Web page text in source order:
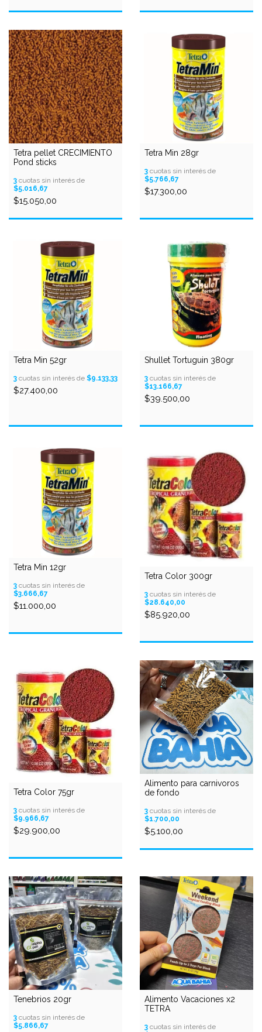
Tetra pellet CRECIMIENTO
Pond sticks
3 cuotas sin interés de
$5.016,67
$15.050,00
Tetra Min 28gr
3 cuotas sin interés de
$5.766,67
$17.300,00
Tetra Min 52gr
3 cuotas sin interés de $9.133,33
$27.400,00
Shullet Tortuguin 380gr
3 cuotas sin interés de
$13.166,67
$39.500,00
Tetra Min 12gr
3 cuotas sin interés de
$3.666,67
$11.000,00
Tetra Color 300gr
3 cuotas sin interés de
$28.640,00
$85.920,00
Tetra Color 75gr
3 cuotas sin interés de
$9.966,67
$29.900,00
Alimento para carnivoros
de fondo
3 cuotas sin interés de
$1.700,00
$5.100,00
Tenebrios 20gr
3 cuotas sin interés de
$5.866,67
Alimento Vacaciones x2
TETRA
3 cuotas sin interés de